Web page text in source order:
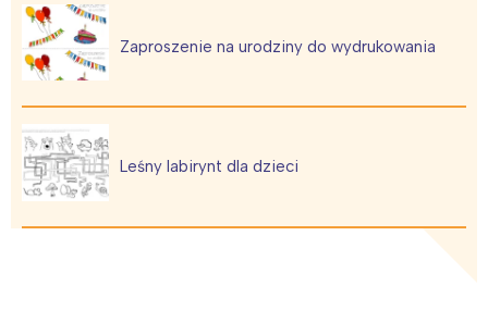
Zaproszenie na urodziny do wydrukowania
Leśny labirynt dla dzieci